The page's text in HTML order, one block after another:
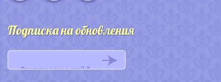
Подписка на обновления